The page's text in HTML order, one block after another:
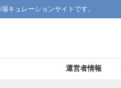
キュレーションサイトです。
運営者情報